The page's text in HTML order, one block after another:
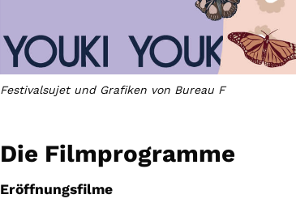
Festivalsujet und Grafiken von Bureau F
Die Filmprogramme
Eröffnungsfilme